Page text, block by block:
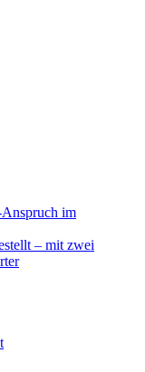
im
– mit zwei